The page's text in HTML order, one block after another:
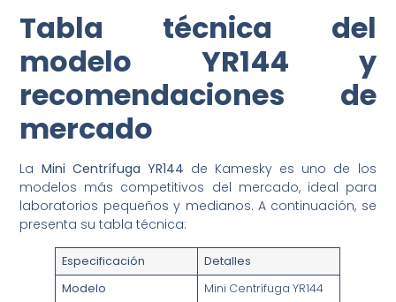
Tabla técnica del
modelo YR144 y
recomendaciones de
mercado
La Mini Centrífuga YR144 de Kamesky es uno de los
modelos más competitivos del mercado, ideal para
laboratorios pequeños y medianos. A continuación, se
presenta su tabla técnica:
Especificación
Detalles
Modelo
Mini Centrífuga YR144